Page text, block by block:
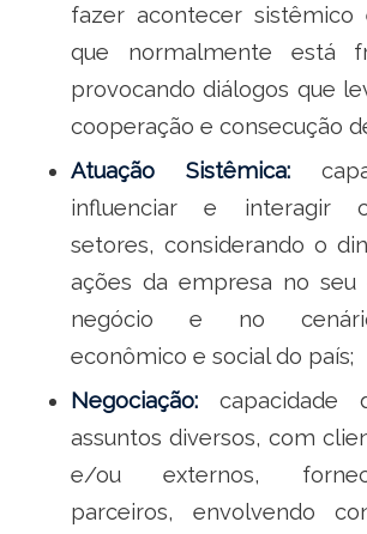
fazer acontecer
que normalmente está
provocando diálogos que
cooperação e consecução
Atuação Sistêmica:
influenciar e interagir
setores, considerando o
ações da empresa no seu
negócio e no
econômico e social do país;
Negociação:capacidade
assuntos diversos, com
e/ou externos,
parceiros, envolvendo